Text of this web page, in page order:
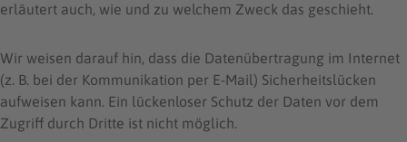
erläutert auch, wie und zu welchem Zweck das geschieht.
Wir weisen darauf hin, dass die Datenübertragung im Internet
(z. B. bei der Kommunikation per E-Mail) Sicherheitslücken
aufweisen kann. Ein lückenloser Schutz der Daten vor dem
Zugriff durch Dritte ist nicht möglich.